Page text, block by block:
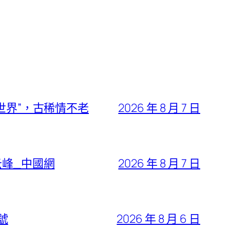
界”，古稀情不老 2026 年 8 月 7 日
_中國網 2026 年 8 月 7 日
2026 年 8 月 6 日